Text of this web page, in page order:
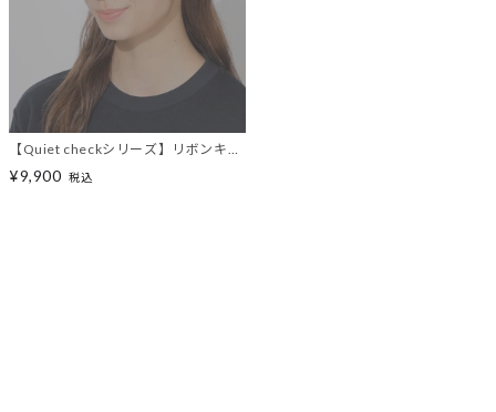
【Quiet checkシリーズ】リボンキャ
ップ
¥9,900 税込